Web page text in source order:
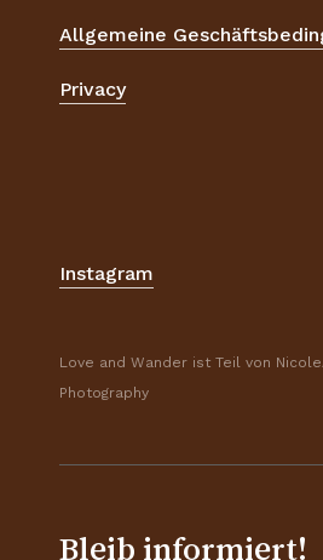
Allgemeine
Privacy
Instagram
Love and Wander ist Teil von
Photography
Bleib informiert!